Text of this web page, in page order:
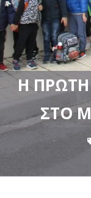
Η ΠΡΏΤΗ
ΣΤΟ